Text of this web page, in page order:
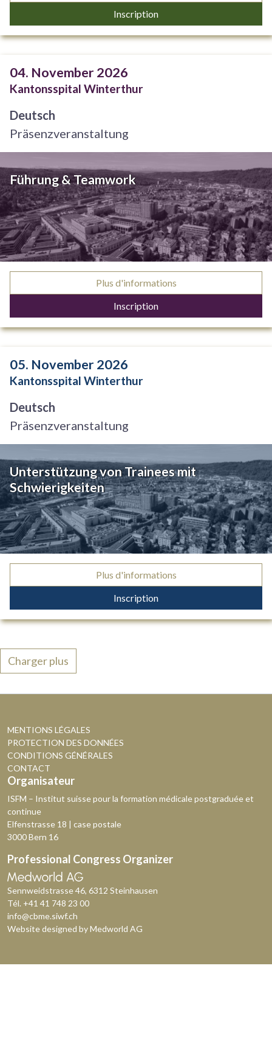
Inscription
04. November 2026
Kantonsspital Winterthur
Deutsch
Präsenzveranstaltung
Führung & Teamwork
Plus d'informations
Inscription
05. November 2026
Kantonsspital Winterthur
Deutsch
Präsenzveranstaltung
Unterstützung von Trainees mit
Schwierigkeiten
Plus d'informations
Inscription
Charger plus
MENTIONS LÉGALES
PROTECTION DES DONNÉES
CONDITIONS GÉNÉRALES
CONTACT
Organisateur
ISFM – Institut suisse pour la formation médicale postgraduée et
continue
Elfenstrasse 18 | case postale
3000 Bern 16
Professional Congress Organizer
Sennweidstrasse 46, 6312 Steinhausen
Tél. +41 41 748 23 00
info@cbme.siwf.ch
Website designed byMedworld AG